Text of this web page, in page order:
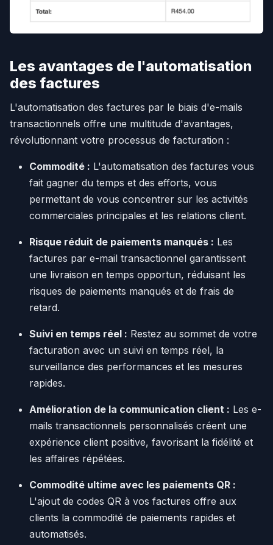
Les avantages de l'automatisation
des factures
L'automatisation des factures par le biais d'e-mails
transactionnels offre une multitude d'avantages,
révolutionnant votre processus de facturation :
Commodité : L'automatisation des factures vous
fait gagner du temps et des efforts, vous
permettant de vous concentrer sur les activités
commerciales principales et les relations client.
Risque réduit de paiements manqués : Les
factures par e-mail transactionnel garantissent
une livraison en temps opportun, réduisant les
risques de paiements manqués et de frais de
retard.
Suivi en temps réel : Restez au sommet de votre
facturation avec un suivi en temps réel, la
surveillance des performances et les mesures
rapides.
Amélioration de la communication client : Les e-
mails transactionnels personnalisés créent une
expérience client positive, favorisant la fidélité et
les affaires répétées.
Commodité ultime avec les paiements QR :
L'ajout de codes QR à vos factures offre aux
clients la commodité de paiements rapides et
automatisés.